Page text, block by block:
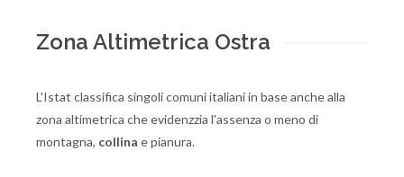
Zona Altimetrica Ostra
L'Istat classifica singoli comuni italiani in base anche alla
zona altimetrica che evidenzzia l'assenza o meno di
montagna, collina e pianura.